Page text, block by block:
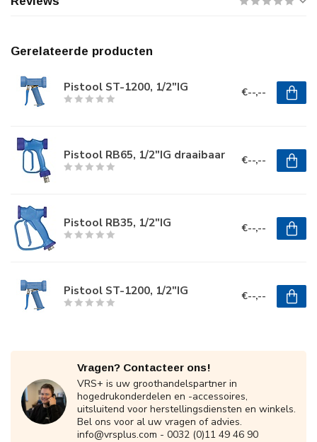
Gerelateerde producten
Pistool ST-1200, 1/2"IG €--,--
Pistool RB65, 1/2"IG draaibaar €--,--
Pistool RB35, 1/2"IG €--,--
Pistool ST-1200, 1/2"IG €--,--
Vragen? Contacteer ons!
VRS+ is uw groothandelspartner in
hogedrukonderdelen en -accessoires,
uitsluitend voor herstellingsdiensten en winkels.
Bel ons voor al uw vragen of advies.
info@vrsplus.com - 0032 (0)11 49 46 90